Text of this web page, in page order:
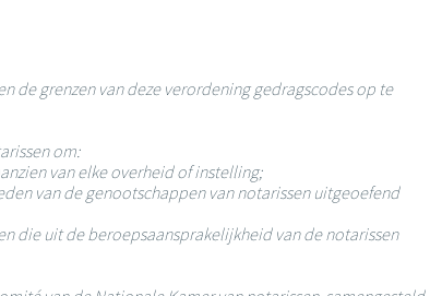
de grenzen van deze verordening gedragscodes op te
om:
van elke overheid of instelling;
van de genootschappen van notarissen uitgeoefend
die uit de beroepsaansprakelijkheid van de notarissen